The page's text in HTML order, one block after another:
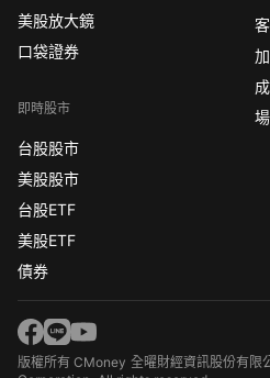
美股放大鏡
口袋證券
即時股市
台股股市
美股股市
台股ETF
美股ETF
債券
版權所有 CMoney 全曜財經資訊股份有